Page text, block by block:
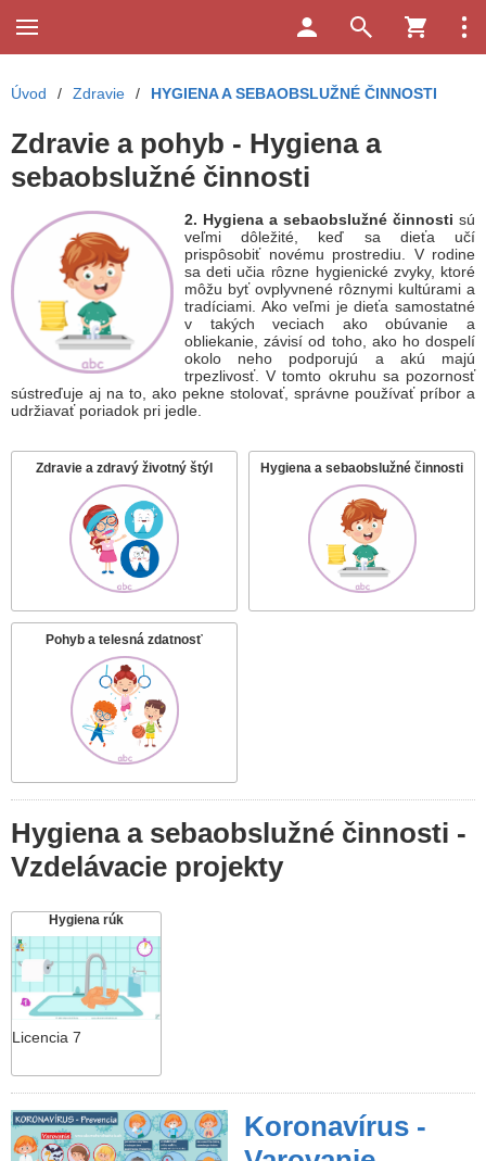
Úvod / Zdravie / HYGIENA A SEBAOBSLUŽNÉ ČINNOSTI
Zdravie a pohyb - Hygiena a
sebaobslužné činnosti
2. Hygiena a sebaobslužné činnosti sú
veľmi dôležité, keď sa dieťa učí
prispôsobiť novému prostrediu. V rodine
sa deti učia rôzne hygienické zvyky, ktoré
môžu byť ovplyvnené rôznymi kultúrami a
tradíciami. Ako veľmi je dieťa samostatné
v takých veciach ako obúvanie a
obliekanie, závisí od toho, ako ho dospelí
okolo neho podporujú a akú majú
trpezlivosť. V tomto okruhu sa pozornosť
sústreďuje aj na to, ako pekne stolovať, správne používať príbor a
udržiavať poriadok pri jedle.
Zdravie a zdravý životný štýl Hygiena a sebaobslužné činnosti
Pohyb a telesná zdatnosť
Hygiena a sebaobslužné činnosti -
Vzdelávacie projekty
Hygiena rúk
Licencia 7
Koronavírus -